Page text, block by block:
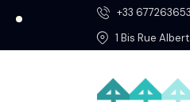
+33
1 Bis Rue